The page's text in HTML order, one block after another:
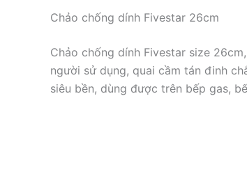
Chảo chống dính Fivestar 26cm
Chảo chống dính Fivestar size
người sử dụng, quai cầm tán đinh
siêu bền, dùng được trên bếp gas,